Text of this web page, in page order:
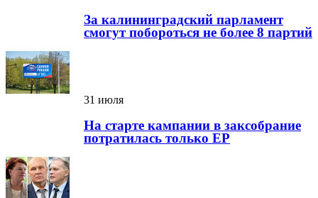
За калининградский парламент
смогут побороться не более 8 партий
31 июля
На старте кампании в заксобрание
потратилась только ЕР